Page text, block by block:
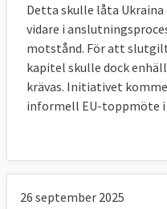
Detta skulle låta Ukraina
vidare i
motstånd. För att
kapitel skulle dock
krävas. Initiativet
informell EU-toppmöte i
26 september 2025